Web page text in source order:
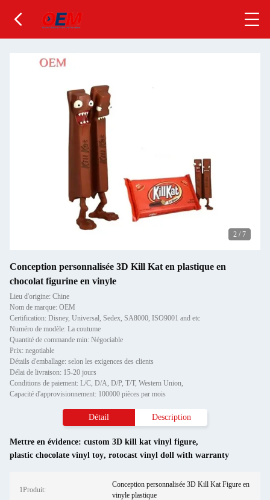
2 / 7
Conception personnalisée 3D Kill Kat en plastique en
chocolat figurine en vinyle
Lieu d'origine: Chine
Nom de marque: OEM
Certification: Disney, Universal, Sedex, SA8000, ISO9001 and etc
Numéro de modèle: La coutume
Quantité de commande min: Négociable
Prix: negotiable
Détails d'emballage: selon les exigences des clients
Délai de livraison: 15-20 jours
Conditions de paiement: L/C, D/A, D/P, T/T, Western Union,
Capacité d'approvisionnement: 100000 pièces par mois
Détail Description
Mettre en évidence: custom 3D kill kat vinyl figure,
plastic chocolate vinyl toy, rotocast vinyl doll with warranty
1Produit:
Conception personnalisée 3D Kill Kat Figure en
vinyle plastique